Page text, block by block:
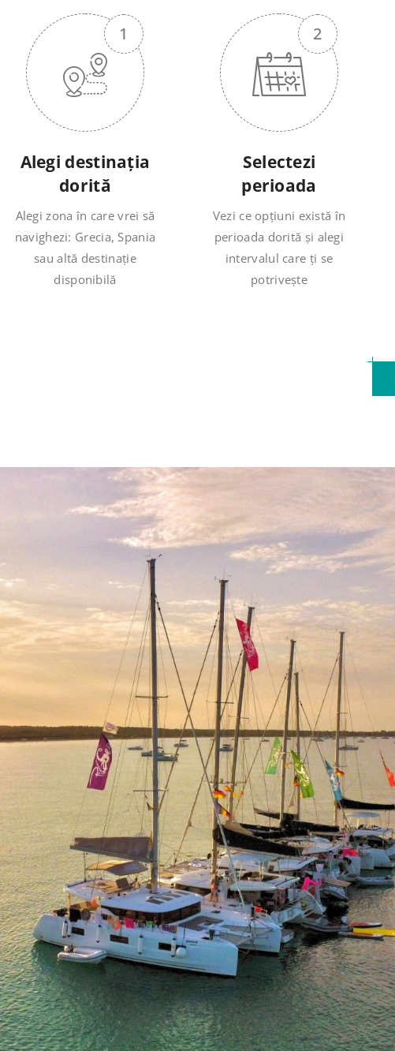
Alegi destinația
dorită
Alegi zona în care vrei să
navighezi: Grecia, Spania
sau altă destinație
disponibilă
Selectezi
perioada
Vezi ce opțiuni există în
perioada dorită și alegi
intervalul care ți se
potrivește